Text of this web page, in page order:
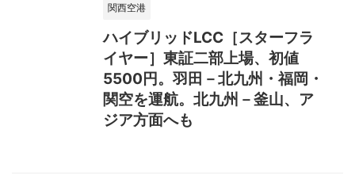
関西空港
ハイブリッドLCC［スターフラ
イヤー］東証二部上場、初値
5500円。羽田－北九州・福岡・
関空を運航。北九州－釜山、ア
ジア方面へも